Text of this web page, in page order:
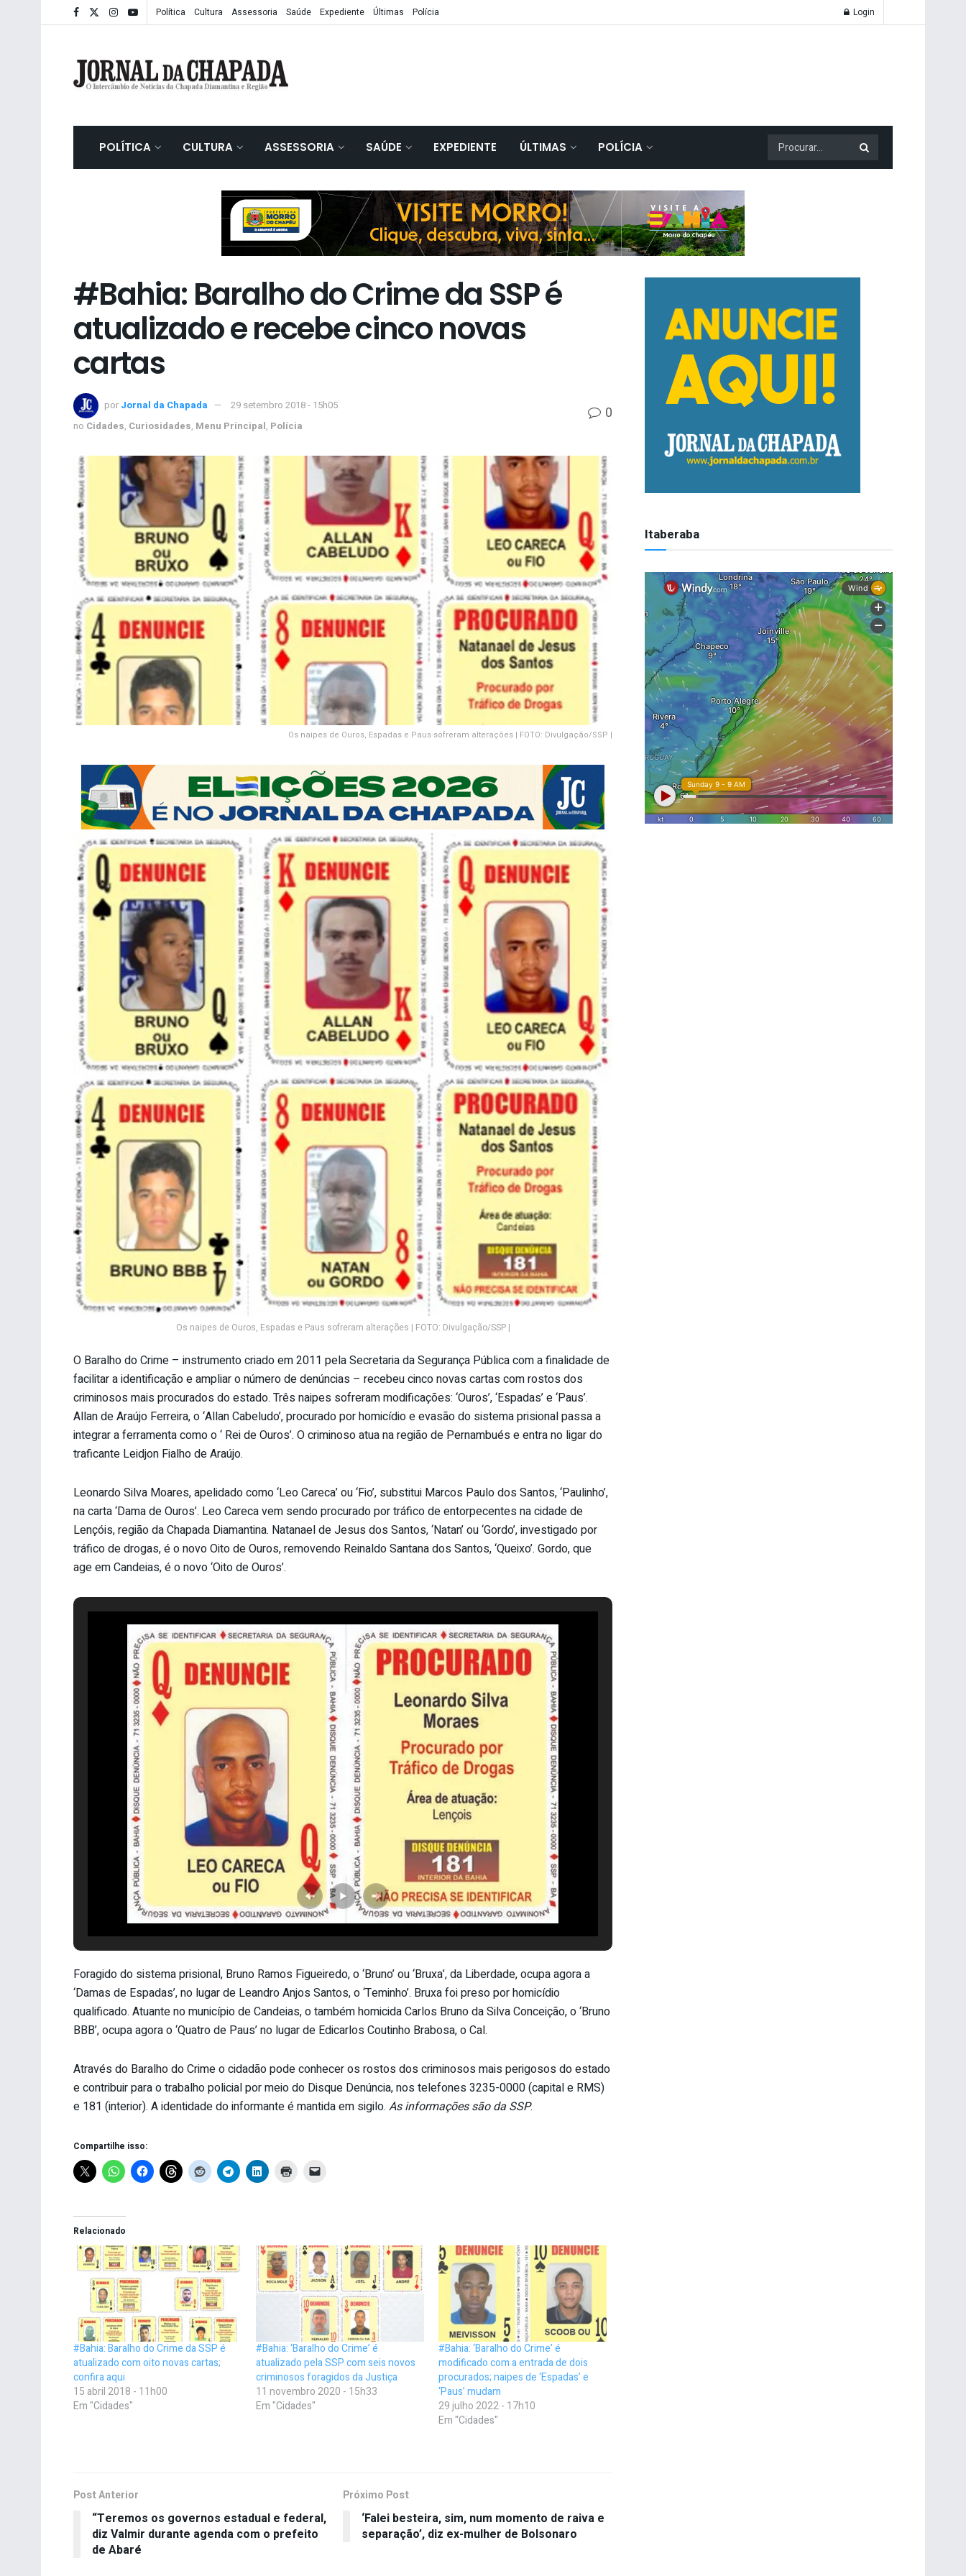
Política Cultura Assessoria Saúde Expediente Últimas Polícia Login
POLÍTICA CULTURA ASSESSORIA SAÚDE EXPEDIENTE ÚLTIMAS POLÍCIA
#Bahia: Baralho do Crime da SSP é
atualizado e recebe cinco novas
cartas
por Jornal da Chapada
29 setembro 2018 - 15h05
no Cidades, Curiosidades, Menu Principal, Polícia
0
Os naipes de Ouros, Espadas e Paus sofreram alterações | FOTO: Divulgação/SSP |
Os naipes de Ouros, Espadas e Paus sofreram alterações | FOTO: Divulgação/SSP |
O Baralho do Crime – instrumento criado em 2011 pela Secretaria da Segurança Pública com a finalidade de
facilitar a identificação e ampliar o número de denúncias – recebeu cinco novas cartas com rostos dos
criminosos mais procurados do estado. Três naipes sofreram modificações: ‘Ouros’, ‘Espadas’ e ‘Paus’.
Allan de Araújo Ferreira, o ‘Allan Cabeludo’, procurado por homicídio e evasão do sistema prisional passa a
integrar a ferramenta como o ‘ Rei de Ouros’. O criminoso atua na região de Pernambués e entra no ligar do
traficante Leidjon Fialho de Araújo.
Leonardo Silva Moares, apelidado como ‘Leo Careca’ ou ‘Fio’, substitui Marcos Paulo dos Santos, ‘Paulinho’,
na carta ‘Dama de Ouros’. Leo Careca vem sendo procurado por tráfico de entorpecentes na cidade de
Lençóis, região da Chapada Diamantina. Natanael de Jesus dos Santos, ‘Natan’ ou ‘Gordo’, investigado por
tráfico de drogas, é o novo Oito de Ouros, removendo Reinaldo Santana dos Santos, ‘Queixo’. Gordo, que
age em Candeias, é o novo ‘Oito de Ouros’.
Foragido do sistema prisional, Bruno Ramos Figueiredo, o ‘Bruno’ ou ‘Bruxa’, da Liberdade, ocupa agora a
‘Damas de Espadas’, no lugar de Leandro Anjos Santos, o ‘Teminho’. Bruxa foi preso por homicídio
qualificado. Atuante no município de Candeias, o também homicida Carlos Bruno da Silva Conceição, o ‘Bruno
BBB’, ocupa agora o ‘Quatro de Paus’ no lugar de Edicarlos Coutinho Brabosa, o Cal.
Através do Baralho do Crime o cidadão pode conhecer os rostos dos criminosos mais perigosos do estado
e contribuir para o trabalho policial por meio do Disque Denúncia, nos telefones 3235-0000 (capital e RMS)
e 181 (interior). A identidade do informante é mantida em sigilo. As informações são da SSP.
Compartilhe isso:
Relacionado
#Bahia: Baralho do Crime da SSP é
atualizado com oito novas cartas;
confira aqui
15 abril 2018 - 11h00
Em "Cidades"
#Bahia: ‘Baralho do Crime’ é
atualizado pela SSP com seis novos
criminosos foragidos da Justiça
11 novembro 2020 - 15h33
Em "Cidades"
#Bahia: ‘Baralho do Crime’ é
modificado com a entrada de dois
procurados; naipes de ‘Espadas’ e
‘Paus’ mudam
29 julho 2022 - 17h10
Em "Cidades"
Post Anterior
“Teremos os governos estadual e federal,
diz Valmir durante agenda com o prefeito
de Abaré
Próximo Post
‘Falei besteira, sim, num momento de raiva e
separação’, diz ex-mulher de Bolsonaro
Itaberaba